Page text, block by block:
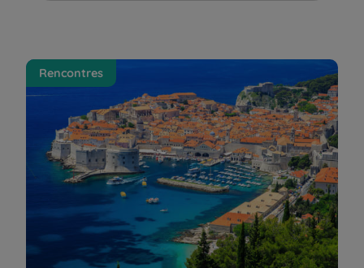
Croatie, mélange savoureux de Nature & de Culture
| La Balaguère
Rencontres